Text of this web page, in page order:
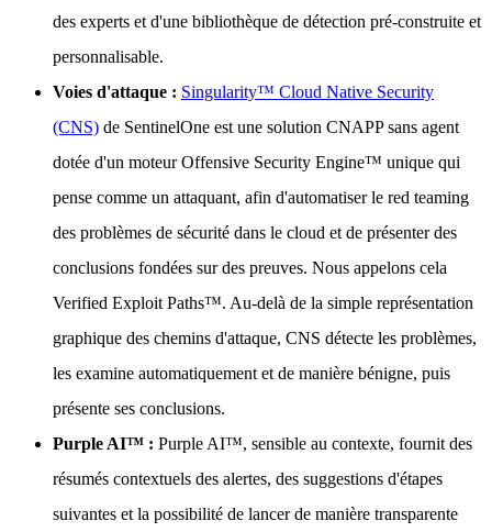
des experts et d'une bibliothèque de détection pré-construite et
personnalisable.
Voies d'attaque : Singularity™ Cloud Native Security
(CNS) de SentinelOne est une solution CNAPP sans agent
dotée d'un moteur Offensive Security Engine™ unique qui
pense comme un attaquant, afin d'automatiser le red teaming
des problèmes de sécurité dans le cloud et de présenter des
conclusions fondées sur des preuves. Nous appelons cela
Verified Exploit Paths™. Au-delà de la simple représentation
graphique des chemins d'attaque, CNS détecte les problèmes,
les examine automatiquement et de manière bénigne, puis
présente ses conclusions.
Purple AI™ : Purple AI™, sensible au contexte, fournit des
résumés contextuels des alertes, des suggestions d'étapes
suivantes et la possibilité de lancer de manière transparente